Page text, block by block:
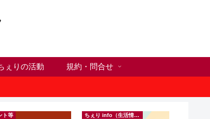
ぇりの活動 規約・問合せ
ト等 ちぇり info（生活情報）